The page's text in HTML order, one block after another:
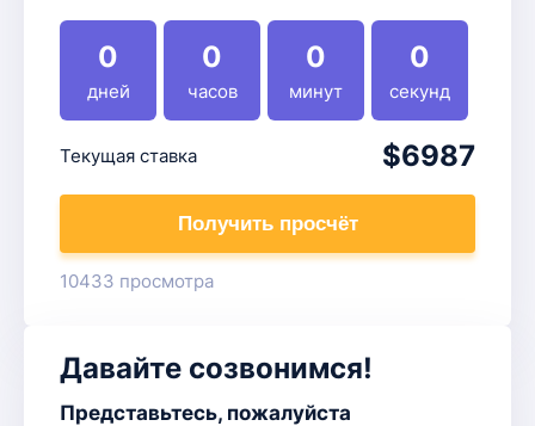
0
дней
0
часов
0
минут
0
секунд
Текущая ставка $6987
Получить просчёт
10433 просмотра
Давайте созвонимся!
Представьтесь, пожалуйста